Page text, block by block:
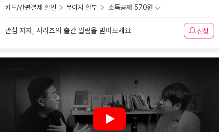
카드/간편결제 할인 무이자 할부 소득공제 570원
관심 저자, 시리즈의 출간 알림을 받아보세요 신청
Play